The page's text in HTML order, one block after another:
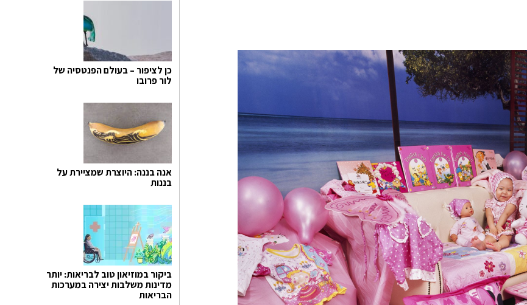
כן לציפור – בעולם הפנטסיה של
לור פרובו
אנה בננה: היוצרת שמציירת על
בננות
ביקור במוזיאון טוב לבריאות: יותר
מדינות משלבות יצירה במערכות
הבריאות